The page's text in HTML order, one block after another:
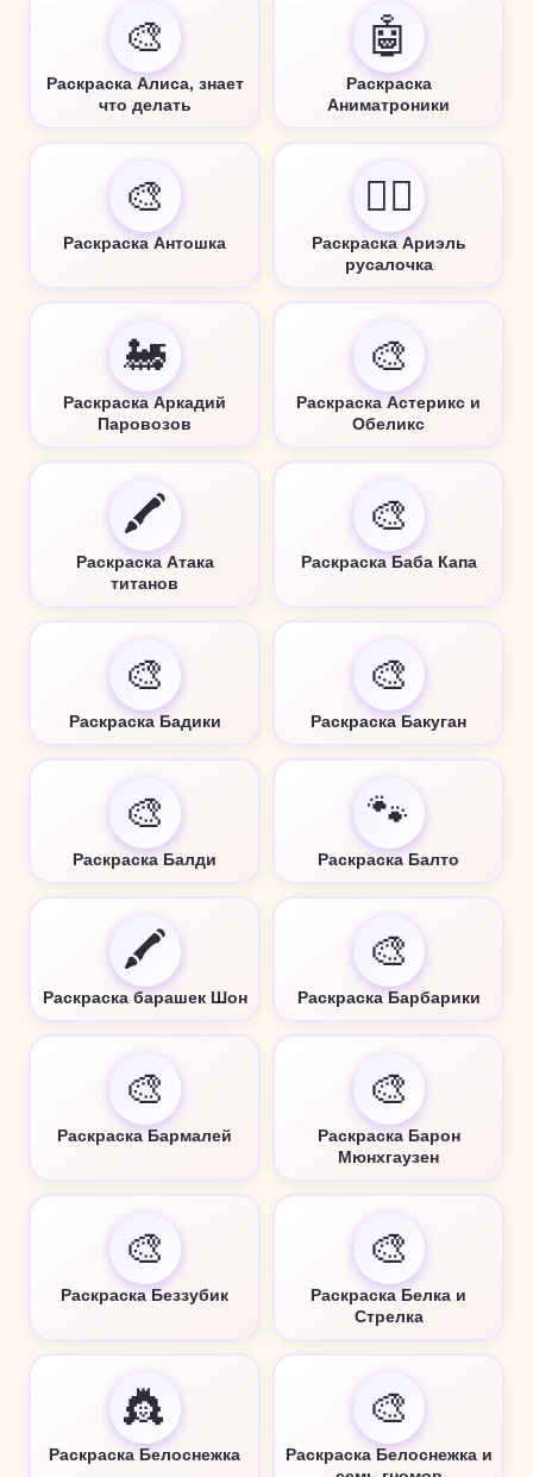
🎨
Раскраска Алиса, знает
что делать
🤖
Раскраска
Аниматроники
🎨
Раскраска Антошка
🧜‍♀️
Раскраска Ариэль
русалочка
🚂
Раскраска Аркадий
Паровозов
🎨
Раскраска Астерикс и
Обеликс
🖍️
Раскраска Атака
титанов
🎨
Раскраска Баба Капа
🎨
Раскраска Бадики
🎨
Раскраска Бакуган
🎨
Раскраска Балди
🐾
Раскраска Балто
🖍️
Раскраска барашек Шон
🎨
Раскраска Барбарики
🎨
Раскраска Бармалей
🎨
Раскраска Барон
Мюнхгаузен
🎨
Раскраска Беззубик
🎨
Раскраска Белка и
Стрелка
👸
Раскраска Белоснежка
🎨
Раскраска Белоснежка и